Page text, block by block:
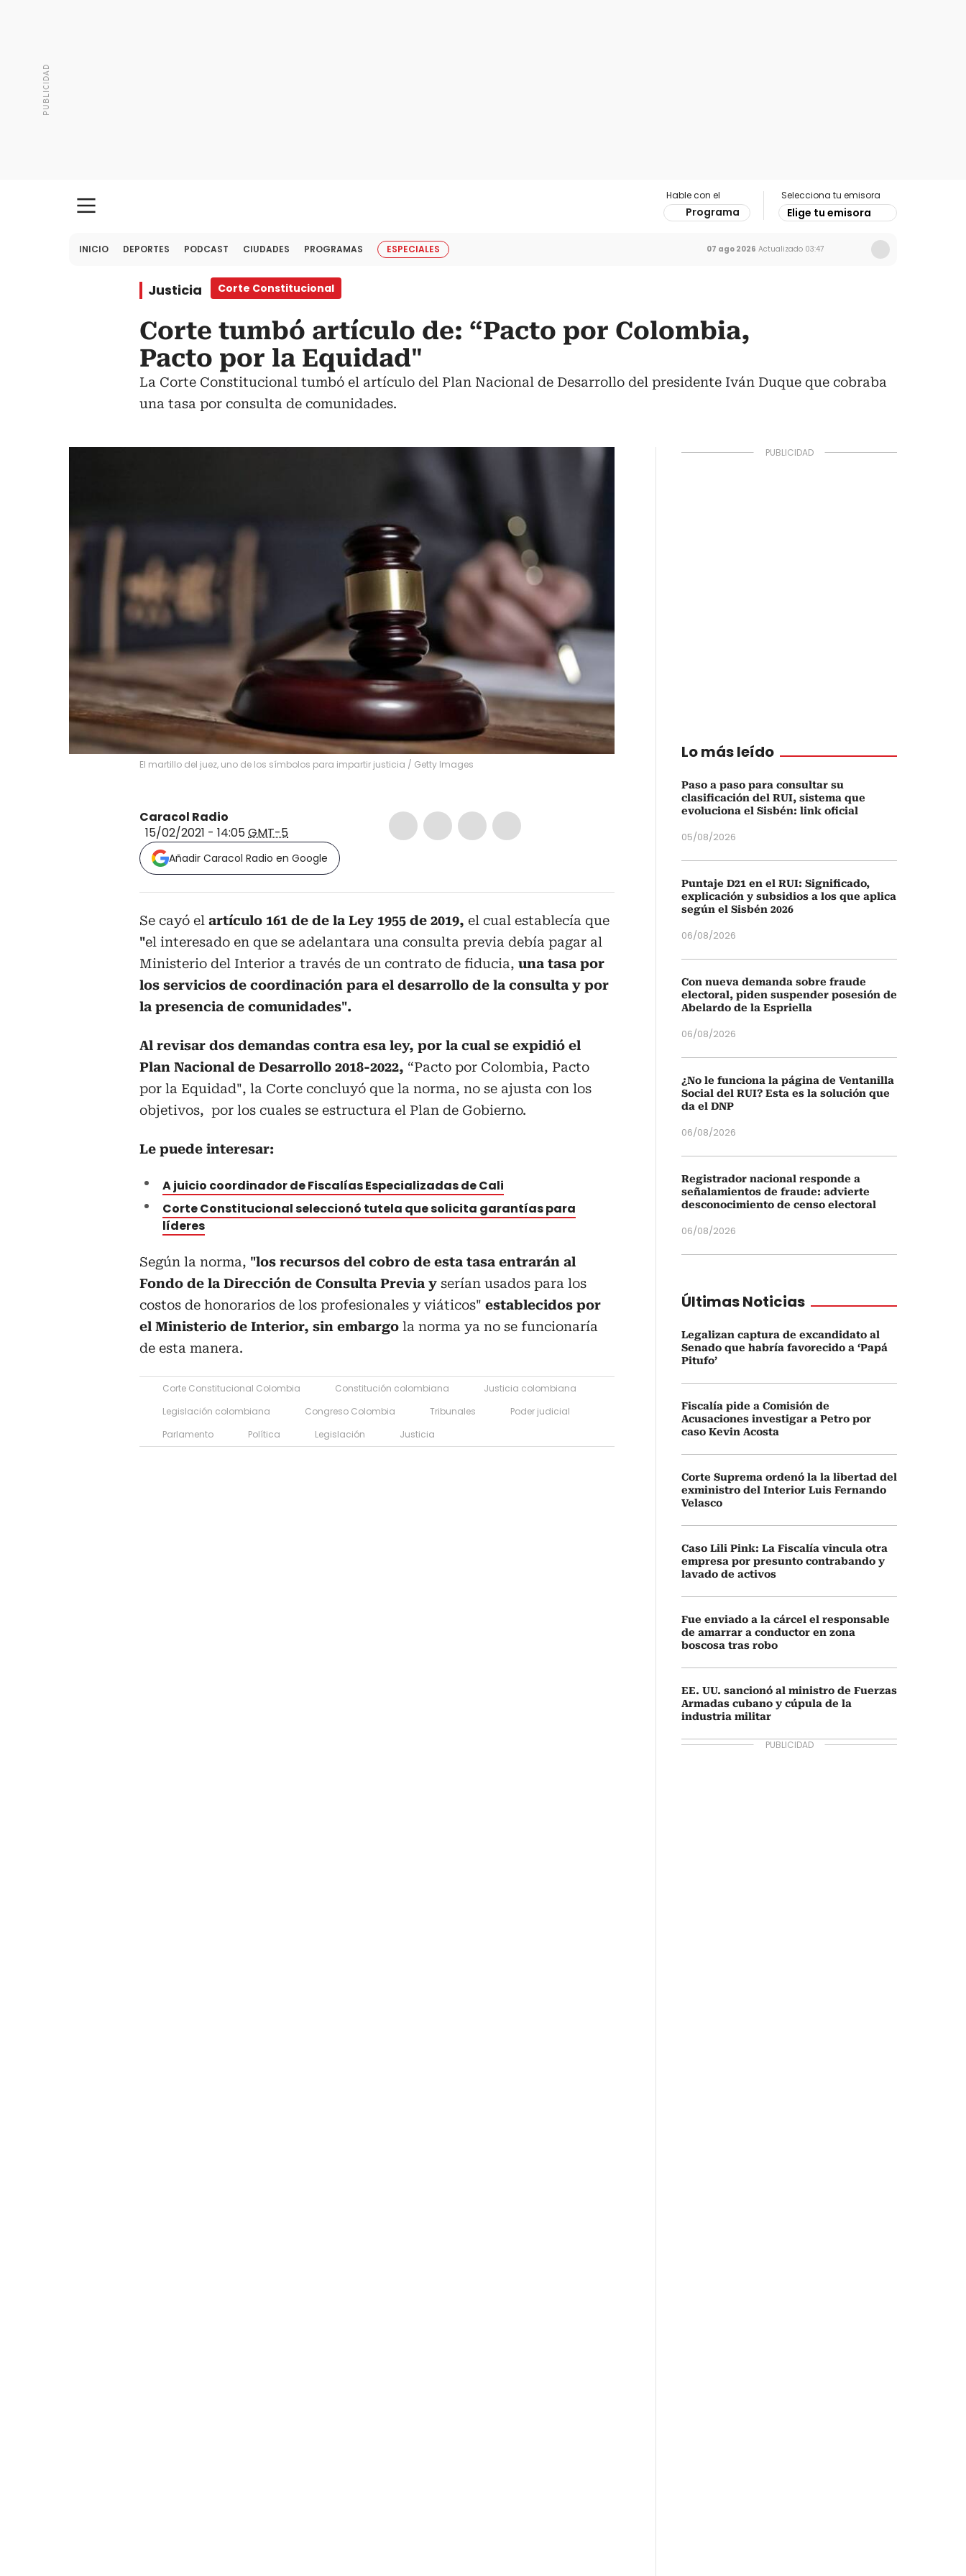
Hable con el
Programa
Selecciona tu emisora
Elige tu emisora
INICIO DEPORTES PODCAST CIUDADES PROGRAMAS ESPECIALES 07 ago 2026 Actualizado 03:47
Justicia Corte Constitucional
Corte tumbó artículo de: “Pacto por Colombia,
Pacto por la Equidad"
La Corte Constitucional tumbó el artículo del Plan Nacional de Desarrollo del presidente Iván Duque que cobraba
una tasa por consulta de comunidades.
El martillo del juez, uno de los símbolos para impartir justicia / Getty Images
Caracol Radio
15/02/2021 - 14:05GMT-5
Añadir Caracol Radio en Google
Se cayó el artículo 161 de de la Ley 1955 de 2019, el cual establecía que
"el interesado en que se adelantara una consulta previa debía pagar al
Ministerio del Interior a través de un contrato de fiducia, una tasa por
los servicios de coordinación para el desarrollo de la consulta y por
la presencia de comunidades".
Al revisar dos demandas contra esa ley, por la cual se expidió el
Plan Nacional de Desarrollo 2018-2022, “Pacto por Colombia, Pacto
por la Equidad", la Corte concluyó que la norma, no se ajusta con los
objetivos, por los cuales se estructura el Plan de Gobierno.
Le puede interesar:
A juicio coordinador de Fiscalías Especializadas de Cali
Corte Constitucional seleccionó tutela que solicita garantías para
líderes
Según la norma, "los recursos del cobro de esta tasa entrarán al
Fondo de la Dirección de Consulta Previa y serían usados para los
costos de honorarios de los profesionales y viáticos" establecidos por
el Ministerio de Interior, sin embargo la norma ya no se funcionaría
de esta manera.
Corte Constitucional Colombia Constitución colombiana
Justicia colombiana
Legislación colombiana
Congreso Colombia Tribunales
Poder judicial
Parlamento
Política Legislación Justicia
Lo más leído
Paso a paso para consultar su
clasificación del RUI, sistema que
evoluciona el Sisbén: link oficial
05/08/2026
Puntaje D21 en el RUI: Significado,
explicación y subsidios a los que aplica
según el Sisbén 2026
06/08/2026
Con nueva demanda sobre fraude
electoral, piden suspender posesión de
Abelardo de la Espriella
06/08/2026
¿No le funciona la página de Ventanilla
Social del RUI? Esta es la solución que
da el DNP
06/08/2026
Registrador nacional responde a
señalamientos de fraude: advierte
desconocimiento de censo electoral
06/08/2026
Últimas Noticias
Legalizan captura de excandidato al
Senado que habría favorecido a ‘Papá
Pitufo’
Fiscalía pide a Comisión de
Acusaciones investigar a Petro por
caso Kevin Acosta
Corte Suprema ordenó la la libertad del
exministro del Interior Luis Fernando
Velasco
Caso Lili Pink: La Fiscalía vincula otra
empresa por presunto contrabando y
lavado de activos
Fue enviado a la cárcel el responsable
de amarrar a conductor en zona
boscosa tras robo
EE. UU. sancionó al ministro de Fuerzas
Armadas cubano y cúpula de la
industria militar